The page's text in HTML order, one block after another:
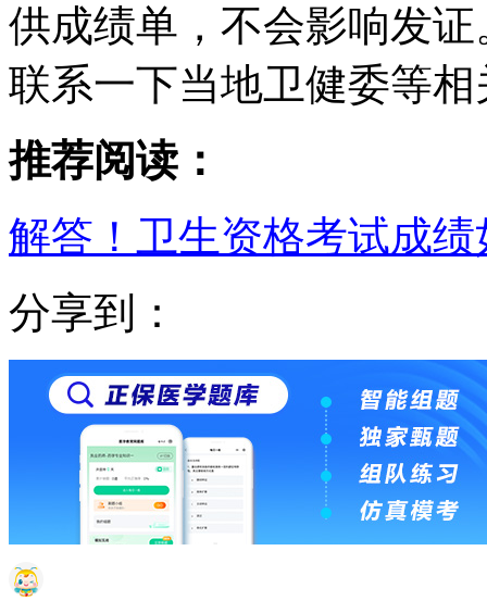
供成绩单，不会影响发
联系一下当地卫健委等
推荐阅读：
解答！卫生资格考试成
分享到：